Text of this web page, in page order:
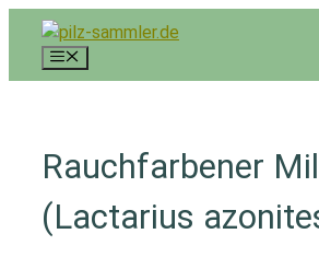
Inhalt
springen
Rauchfarbener
(Lactarius